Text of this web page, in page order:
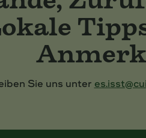
Sie uns unter